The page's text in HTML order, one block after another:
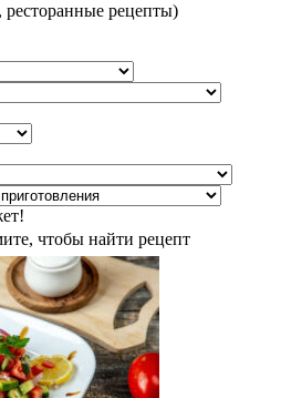
рецепты)
чтобы найти рецепт